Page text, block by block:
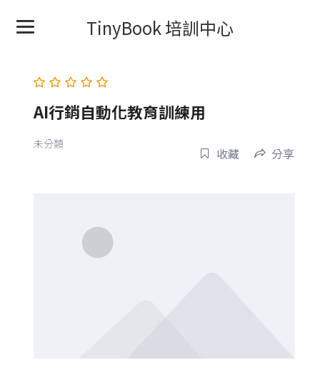
TinyBook 培訓中心
AI行銷自動化教育訓練用
未分類
收藏 分享